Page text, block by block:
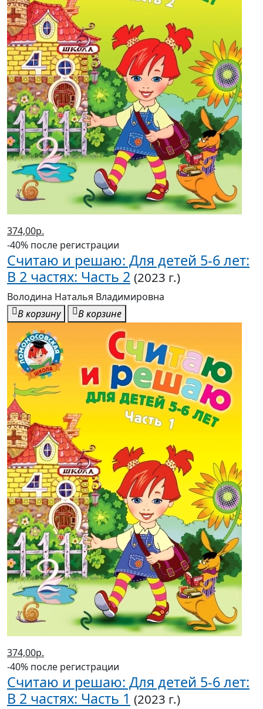
374,00р.
-40% после регистрации
Считаю и решаю: Для детей 5-6 лет:
В 2 частях: Часть 2 (2023 г.)
Володина Наталья Владимировна
В корзину
В корзине
374,00р.
-40% после регистрации
Считаю и решаю: Для детей 5-6 лет:
В 2 частях: Часть 1 (2023 г.)